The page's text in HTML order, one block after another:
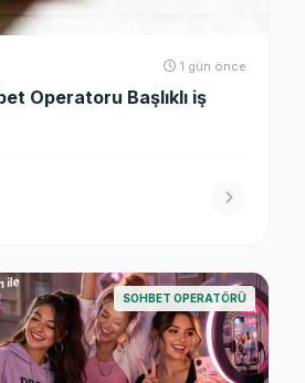
1 gün önce
Operatoru Başlıklı iş
SOHBET OPERATÖRÜ